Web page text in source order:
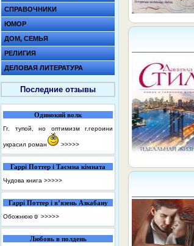
СПРАВОЧНИКИ
ЮМОР
ДОМ, СЕМЬЯ
РЕЛИГИЯ
ДЕЛОВАЯ ЛИТЕРАТУРА
Последние отзывы
Одинокий волк
Гг. тупой, но оптимизм г.героини
украсил роман >>>>>
Гаррі Поттер і Таємна кімната
Чудова книга >>>>>
Гаррі Поттер і в’язень Азкабану
Обожнюю☺️ >>>>>
Любовь в полдень